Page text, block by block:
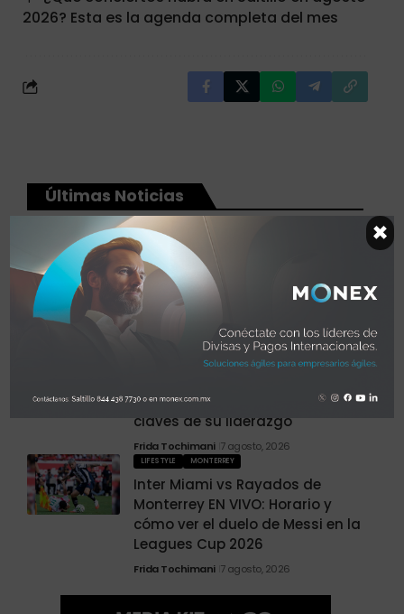
2026? Esta es la agenda completa del mes
Últimas Noticias
GUADALAJARA NOTICIAS
Guadalajara estrena vuelos
directos a Washington y
Medellín: Volaris suma cuatro
nuevas rutas internacionales
Jania Salcedo 7 agosto, 2026
NACIONAL NOTICIAS
de México en 2026: Estas son las
claves de su liderazgo
Frida Tochimani 7 agosto, 2026
LIFESTYLE MONTERREY
Inter Miami vs Rayados de
Monterrey EN VIVO: Horario y
cómo ver el duelo de Messi en la
Leagues Cup 2026
Frida Tochimani 7 agosto, 2026
×